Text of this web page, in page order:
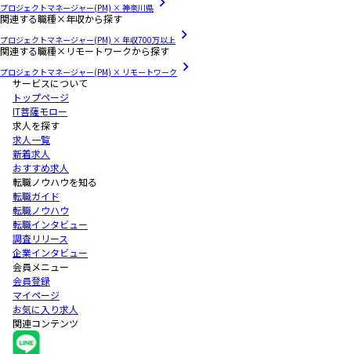
プロジェクトマネージャー(PM) × 神奈川県
関連する職種×年収から探す
プロジェクトマネージャー(PM) × 年収700万以上
関連する職種×リモートワークから探す
プロジェクトマネージャー(PM) × リモートワーク
サービスについて
トップページ
IT菩薩モロー
求人を探す
求人一覧
新着求人
おすすめ求人
転職ノウハウを知る
転職ガイド
転職ノウハウ
転職インタビュー
調査リリース
企業インタビュー
会員メニュー
会員登録
マイページ
お気に入り求人
関連コンテンツ